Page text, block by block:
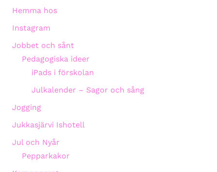
Hemma hos
Instagram
Jobbet och sånt
Pedagogiska ideer
iPads i förskolan
Julkalender – Sagor och sång
Jogging
Jukkasjärvi Ishotell
Jul och Nyår
Pepparkakor